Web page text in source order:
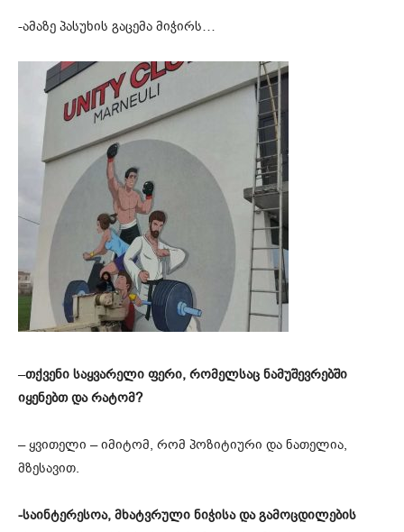
-ამაზე პასუხის გაცემა მიჭირს…
–თქვენი საყვარელი ფერი, რომელსაც ნამუშევრებში
იყენებთ და რატომ?
– ყვითელი – იმიტომ, რომ პოზიტიური და ნათელია,
მზესავით.
-საინტერესოა, მხატვრული ნიჭისა და გამოცდილების